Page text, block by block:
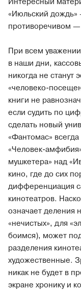
«Июльский
противоречивом —
При всем
в наши дни,
никогда не станут
«человеко-
книги не
если судить по
сделать новый
«Фантомас»
«Человек-
мушкетера» над
кино, где до сих
дифференциация
кинотеатров.
означает деления
«нечистых», для
боимся), может
разделения
художественные.
никак не будет в
экране хронику и